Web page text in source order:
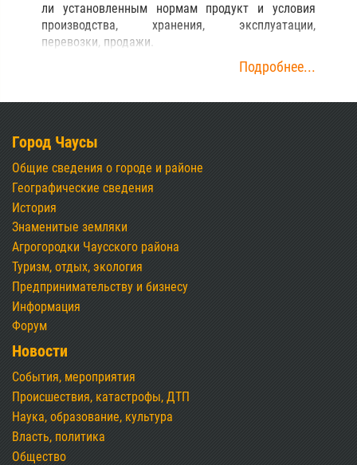
ли установленным нормам продукт и условия
производства, хранения, эксплуатации,
перевозки, продажи.
Подробнее...
Город Чаусы
Общие сведения о городе и районе
Географические сведения
История
Знаменитые земляки
Агрогородки Чаусского района
Туризм, отдых, экология
Предпринимательству и бизнесу
Информация
Форум
Новости
События, мероприятия
Происшествия, катастрофы, ДТП
Наука, образование, культура
Власть, политика
Общество